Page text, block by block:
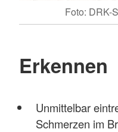
Foto: DRK-
Erkennen
Unmittelbar
Schmerzen im